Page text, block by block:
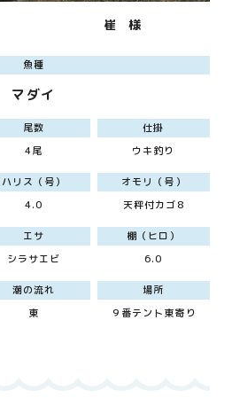
崔 様
魚種
マダイ
尾数
4尾
仕掛
ウキ釣り
ハリス（号）
4.0
オモリ（号）
天秤付カゴ8
エサ
シラサエビ
棚（ヒロ）
6.0
潮の流れ
東
場所
９番テント東寄り